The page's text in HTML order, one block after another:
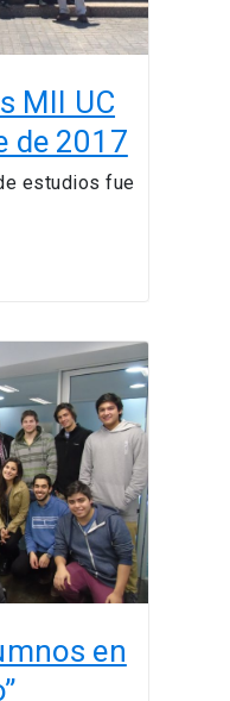
MII UC
de 2017
estudios fue
en